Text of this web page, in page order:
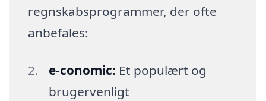
regnskabsprogrammer, der ofte
anbefales:
e-conomic: Et populært og
brugervenligt